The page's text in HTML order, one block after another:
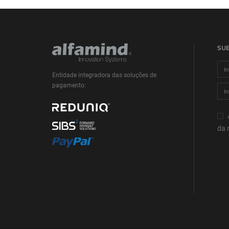
Entidade integradora das soluções de
pagamento:
da